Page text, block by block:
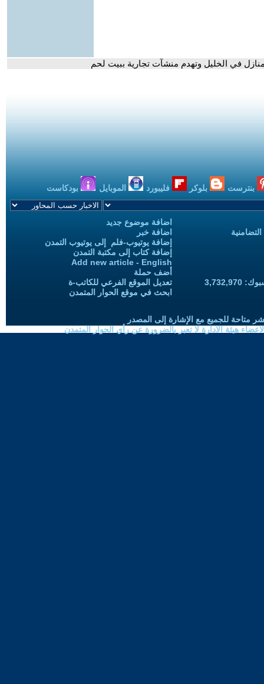
بنترست بلوكر فليبورد الموبايل بودكاست
اضافة موضوع جديد
اضافة خبر
إضافة يوتيوب-فلم إلى يوتيوب التمدن
إضافة كتاب إلى مكتبة التمدن
Add new article - English
أضف حملة
تعديل الموقع الفرعي للكاتب-ة
ابحث في موقع الحوار المتمدن
متاحة للجميع مع الإشارة إلى المصدر
هيئة الادارة لا تعبر بالضرورة عن رأي الحوار المتمدن